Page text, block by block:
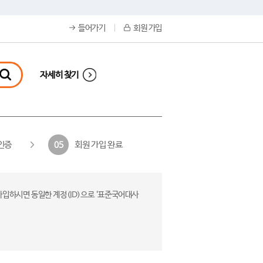
들어가기 회원 가입
자세히 찾기
증 05 회원 가입 완료
하시면 동일한 계정(ID)으로 ‘표준국어대사